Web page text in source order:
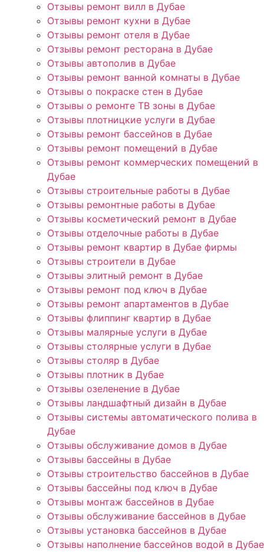
Отзывы ремонт вилл в Дубае
Отзывы ремонт кухни в Дубае
Отзывы ремонт отеля в Дубае
Отзывы ремонт ресторана в Дубае
Отзывы автополив в Дубае
Отзывы ремонт ванной комнаты в Дубае
Отзывы о покраске стен в Дубае
Отзывы о ремонте ТВ зоны в Дубае
Отзывы плотницкие услуги в Дубае
Отзывы ремонт бассейнов в Дубае
Отзывы ремонт помещений в Дубае
Отзывы ремонт коммерческих помещений в
Дубае
Отзывы строительные работы в Дубае
Отзывы ремонтные работы в Дубае
Отзывы косметический ремонт в Дубае
Отзывы отделочные работы в Дубае
Отзывы ремонт квартир в Дубае фирмы
Отзывы строители в Дубае
Отзывы элитный ремонт в Дубае
Отзывы ремонт под ключ в Дубае
Отзывы ремонт апартаментов в Дубае
Отзывы флиппинг квартир в Дубае
Отзывы малярные услуги в Дубае
Отзывы столярные услуги в Дубае
Отзывы столяр в Дубае
Отзывы плотник в Дубае
Отзывы озеленение в Дубае
Отзывы ландшафтный дизайн в Дубае
Отзывы системы автоматического полива в
Дубае
Отзывы обслуживание домов в Дубае
Отзывы бассейны в Дубае
Отзывы строительство бассейнов в Дубае
Отзывы бассейны под ключ в Дубае
Отзывы монтаж бассейнов в Дубае
Отзывы обслуживание бассейнов в Дубае
Отзывы установка бассейнов в Дубае
Отзывы наполнение бассейнов водой в Дубае